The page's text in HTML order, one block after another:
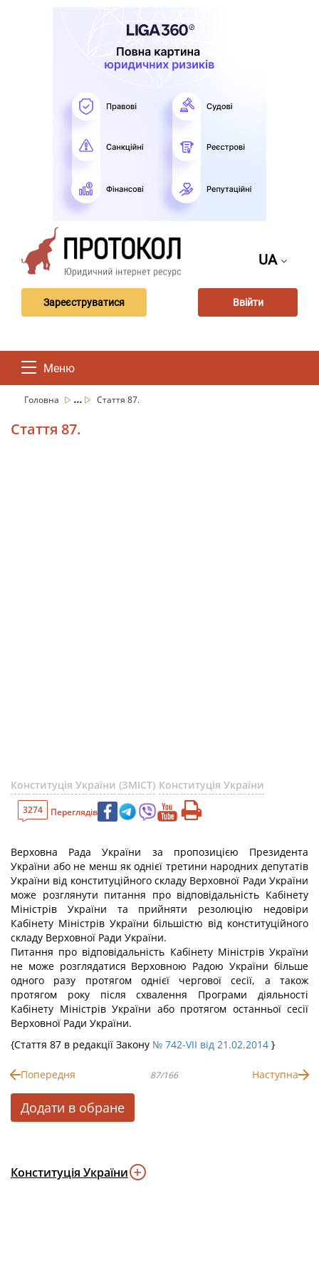
UA
Зареєструватися Ввійти
Меню
Головна ... Стаття 87.
Стаття 87.
Конституція України (ЗМІСТ) Конституція України
3274 Переглядів
Верховна Рада України за пропозицією Президента
України або не менш як однієї третини народних депутатів
України від конституційного складу Верховної Ради України
може розглянути питання про відповідальність Кабінету
Міністрів України та прийняти резолюцію недовіри
Кабінету Міністрів України більшістю від конституційного
складу Верховної Ради України.
Питання про відповідальність Кабінету Міністрів України
не може розглядатися Верховною Радою України більше
одного разу протягом однієї чергової сесії, а також
протягом року після схвалення Програми діяльності
Кабінету Міністрів України або протягом останньої сесії
Верховної Ради України.
{Стаття 87 в редакції Закону № 742-VII від 21.02.2014 }
Попередня 87/166 Наступна
Додати в обране
Конституція України